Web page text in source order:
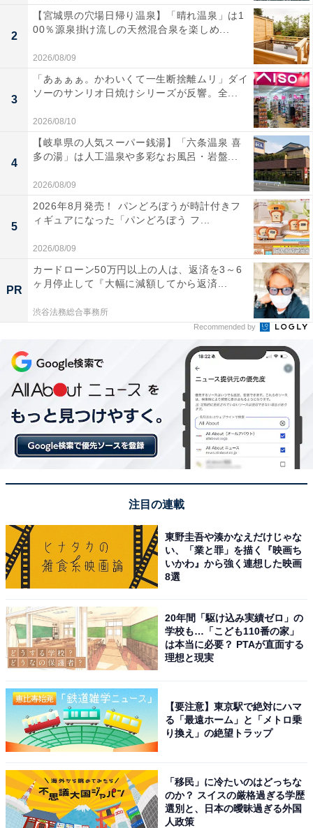
2
【宮城県の穴場日帰り温泉】「晴れ温泉」は1
00％源泉掛け流しの天然混合泉を楽しめ...
2026/08/09
3
「あぁぁぁ。かわいくて一生断捨離ムリ」ダイ
ソーのサンリオ日焼けシリーズが反響。全...
2026/08/10
4
【岐阜県の人気スーパー銭湯】「六条温泉 喜
多の湯」は人工温泉や多彩なお風呂・岩盤...
2026/08/09
5
2026年8月発売！ パンどろぼうが時計付きフ
ィギュアになった「パンどろぼう フ...
2026/08/09
PR
カードローン50万円以上の人は、返済を3～6
ヶ月停止して『大幅に減額してから返済...
渋谷法務総合事務所
Recommended by
注目の連載
東野圭吾や湊かなえだけじゃな
い、「業と罪」を描く『映画ち
いかわ』から強く連想した映画
8選
20年間「駆け込み実績ゼロ」の
学校も…「こども110番の家」
は本当に必要？ PTAが直面する
理想と現実
【要注意】東京駅で絶対にハマ
る「最遠ホーム」と「メトロ乗
り換え」の絶望トラップ
「移民」に冷たいのはどっちな
のか？ スイスの厳格過ぎる学歴
選別と、日本の曖昧過ぎる外国
人政策